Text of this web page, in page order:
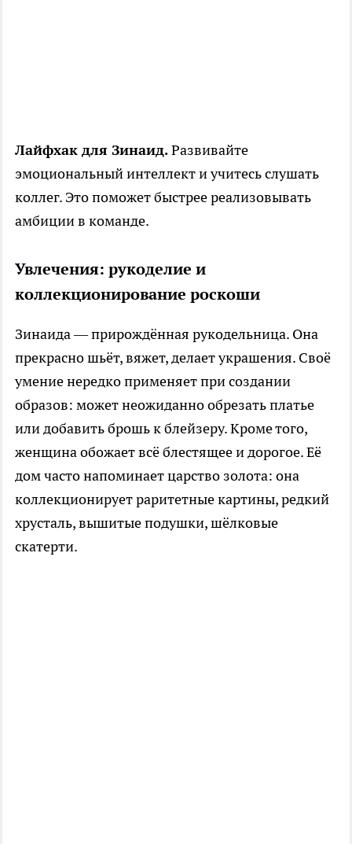
Лайфхак для Зинаид.Развивайте
эмоциональный интеллект и учитесь слушать
коллег. Это поможет быстрее реализовывать
амбиции в команде.
Увлечения: рукоделие и
коллекционирование роскоши
Зинаида — прирождённая рукодельница. Она
прекрасно шьёт, вяжет, делает украшения. Своё
умение нередко применяет при создании
образов: может неожиданно обрезать платье
или добавить брошь к блейзеру. Кроме того,
женщина обожает всё блестящее и дорогое. Её
дом часто напоминает царство золота: она
коллекционирует раритетные картины, редкий
хрусталь, вышитые подушки, шёлковые
скатерти.